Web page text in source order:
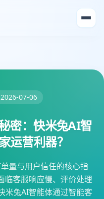
2026-07-06
密：快米兔AI智
运营利器？
量与用户信任的核心指
临客服响应慢、评价处理
米兔AI智能体通过智能客